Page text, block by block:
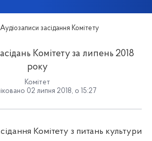
Аудіозаписи засідання Комітету
Комітету за липень 2018
року
Комітет
02 липня 2018, о 15:27
Комітету з питань культури